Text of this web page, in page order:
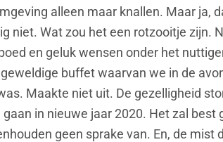
alleen maar knallen. Maar ja,
niet. Wat zou het een rotzooitje zijn.
en geluk wensen onder het
buffet waarvan we in de
Maakte niet uit. De gezelligheid
in nieuwe jaar 2020. Het zal best
geen sprake van. En, de mist